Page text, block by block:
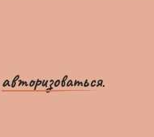
авторизоваться.